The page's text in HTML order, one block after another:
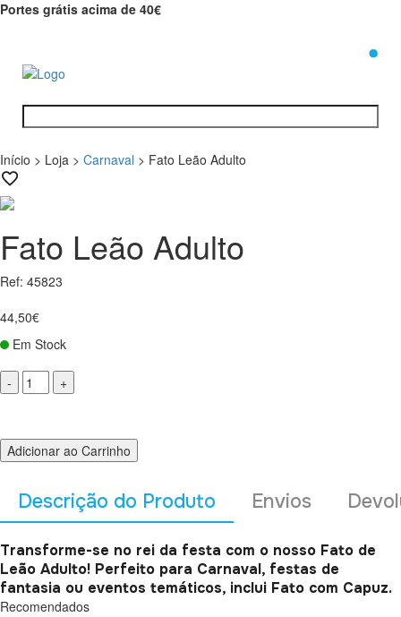
Portes grátis acima de 40€
Início > Loja > Carnaval > Fato Leão Adulto
Fato Leão Adulto
Ref: 45823
44,50€
Em Stock
Adicionar ao Carrinho
Descrição do Produto Envios
Transforme-se no rei da festa com o nosso Fato de
Leão Adulto! Perfeito para Carnaval, festas de
fantasia ou eventos temáticos, inclui Fato com Capuz.
Recomendados